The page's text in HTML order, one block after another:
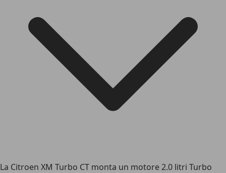
La Citroen XM Turbo CT monta un motore 2.0 litri Turbo